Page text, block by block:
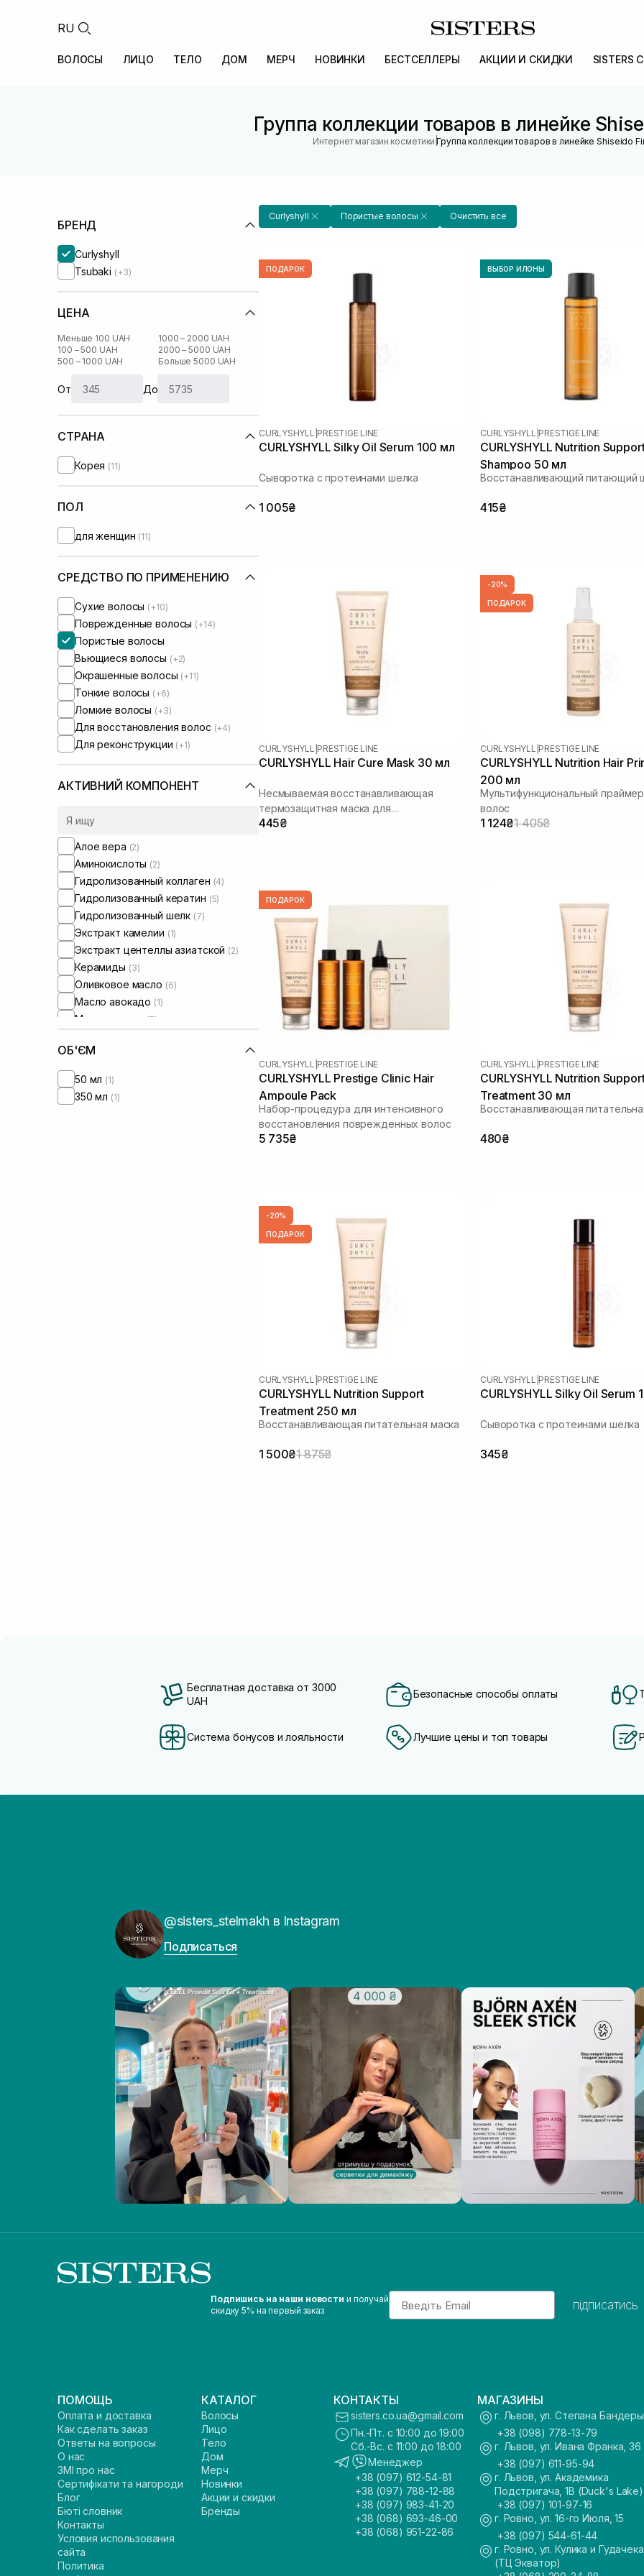
RU
ВОЛОСЫ ЛИЦО ТЕЛО ДОМ МЕРЧ НОВИНКИ БЕСТСЕЛЛЕРЫ АКЦИИ И СКИДКИ SISTERS
Группа коллекции товаров в линейке
Интернет магазин косметики |Группа коллекции товаров в линейке Shiseido
БРЕНД
Curlyshyll
Tsubaki (+3)
ЦЕНА
Меньше 100 UAH
100 – 500 UAH
500 – 1000 UAH
1000 – 2000 UAH
2000 – 5000 UAH
Больше 5000 UAH
От До
СТРАНА
Корея (11)
ПОЛ
для женщин (11)
СРЕДСТВО ПО ПРИМЕНЕНИЮ
Сухие волосы (+10)
Поврежденные волосы (+14)
Пористые волосы
Вьющиеся волосы (+2)
Окрашенные волосы (+11)
Тонкие волосы (+6)
Ломкие волосы (+3)
Для восстановления волос (+4)
Для реконструкции (+1)
АКТИВНИЙ КОМПОНЕНТ
Алое вера (2)
Аминокислоты (2)
Гидролизованный коллаген (4)
Гидролизованный кератин (5)
Гидролизованный шелк (7)
Экстракт камелии (1)
Экстракт центеллы азиатской (2)
Керамиды (3)
Оливковое масло (6)
Масло авокадо (1)
Масло арганы (5)
Масло жожоба
Масло макадамии
Масло марулы
ОБ'ЄМ
50 мл (1)
350 мл (1)
Curlyshyll Пористые волосы Очистить все
ПОДАРОК
CURLYSHYLL PRESTIGE LINE
CURLYSHYLL Silky Oil Serum 100 мл
Сыворотка с протеинами шелка
1 005₴
ВЫБОР ИЛОНЫ
CURLYSHYLL PRESTIGE LINE
CURLYSHYLL Nutrition
Shampoo 50 мл
Восстанавливающий питающий
415₴
CURLYSHYLL PRESTIGE LINE
CURLYSHYLL Hair Cure Mask 30 мл
Несмываемая восстанавливающая
термозащитная маска для
поврежденных волос
445₴
-20%
ПОДАРОК
CURLYSHYLL PRESTIGE LINE
CURLYSHYLL Nutrition Hair
200 мл
Мультифункциональный
волос
1 124₴1 405₴
ПОДАРОК
CURLYSHYLL PRESTIGE LINE
CURLYSHYLL Prestige Clinic Hair
Ampoule Pack
Набор-процедура для интенсивного
восстановления поврежденных волос
5 735₴
CURLYSHYLL PRESTIGE LINE
CURLYSHYLL Nutrition
Treatment 30 мл
Восстанавливающая
480₴
-20%
ПОДАРОК
CURLYSHYLL PRESTIGE LINE
CURLYSHYLL Nutrition Support
Treatment 250 мл
Восстанавливающая питательная маска
1 500₴1 875₴
CURLYSHYLL PRESTIGE LINE
CURLYSHYLL Silky Oil Serum
Сыворотка с протеинами шелка
345₴
Бесплатная доставка от 3000
UAH
Безопасные способы оплаты
Система бонусов и лояльности Лучшие цены и топ товары
@sisters_stelmakh в Instagram
Подписаться
Подпишись на наши новости и получай
скидку 5% на первый заказ
Email
підписатись
ПОМОЩЬ
Оплата и доставка
Как сделать заказ
Ответы на вопросы
О нас
ЗМІ про нас
Сертифікати та нагороди
Блог
Бюті словник
Контакты
Условия использования
сайта
Политика
КАТАЛОГ
Волосы
Лицо
Тело
Дом
Мерч
Новинки
Акции и скидки
Бренды
КОНТАКТЫ
sisters.co.ua@gmail.com
Пн.-Пт. с 10:00 до 19:00
Сб.-Вс. с 11:00 до 18:00
Менеджер
+38 (097) 612-54-81
+38 (097) 788-12-88
+38 (097) 983-41-20
+38 (068) 693-46-00
+38 (068) 951-22-86
МАГАЗИНЫ
г. Львов, ул. Степана
+38 (098) 778-13-79
г. Львов, ул. Ивана Франка, 36
+38 (097) 611-95-94
г. Львов, ул. Академика
Подстригача, 1В (Duck's Lake)
+38 (097) 101-97-16
г. Ровно, ул. 16-го Июля, 15
+38 (097) 544-61-44
г. Ровно, ул. Кулика и
(ТЦ Экватор)